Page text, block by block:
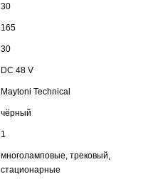
30
165
30
DC 48 V
Maytoni Technical
чёрный
1
многоламповые, трековый,
стационарные